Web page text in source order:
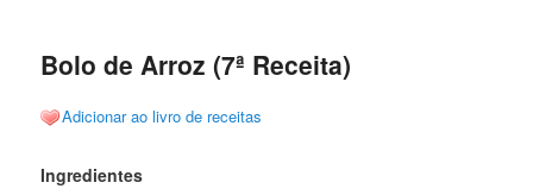
Bolo de Arroz (7ª Receita)
Adicionar ao livro de receitas
Ingredientes